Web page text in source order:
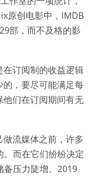
原创电影中，IMDB
部，而不及格的影
订阅制的收益逻辑
，要尽可能满足每
们在订阅期间有无
流媒体之前，许多
而在它们纷纷决定
压力陡增。2019